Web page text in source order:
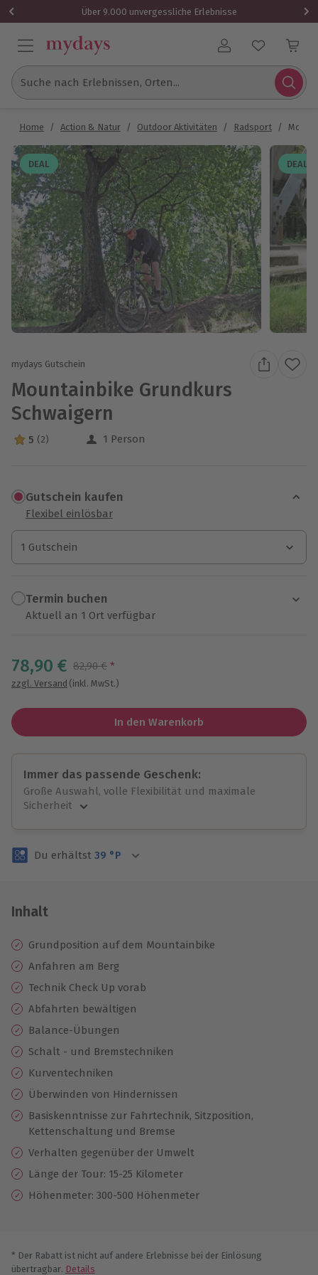
Über 9.000 unvergessliche Erlebnisse
Benutzerkonto
Suche nach Erlebnissen, Orten...
Home / Action & Natur / Outdoor Aktivitäten / Radsport /
DEAL DEAL
mydays Gutschein
Mountainbike Grundkurs
Schwaigern
5 Sterne von 5 aus 2 Bewertungen
5 (2) 1 Person
Gutschein kaufen
Flexibel einlösbar
1 Gutschein
1 Gutschein
1 Gutschein
Termin buchen
Aktuell an 1 Ort verfügbar
78,90 € Streichpreis
82,90 € *
zzgl. Versand (inkl. MwSt.)
In den Warenkorb
Immer das passende Geschenk:
Große Auswahl, volle Flexibilität und maximale
Sicherheit
Volle Flexibilität
3 Jahre gültig & verlängerbar.
Du erhältst 39 °P
Inhalt
Grundposition auf dem Mountainbike
Anfahren am Berg
Technik Check Up vorab
Abfahrten bewältigen
Balance-Übungen
Schalt - und Bremstechniken
Kurventechniken
Überwinden von Hindernissen
Basiskenntnisse zur Fahrtechnik, Sitzposition,
Kettenschaltung und Bremse
Verhalten gegenüber der Umwelt
Länge der Tour: 15-25 Kilometer
Höhenmeter: 300-500 Höhenmeter
* Der Rabatt ist nicht auf andere Erlebnisse bei der Einlösung
übertragbar. Details